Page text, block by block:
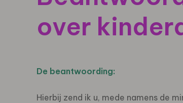
over
De beantwoording:
Hierbij zend ik u, mede namens de